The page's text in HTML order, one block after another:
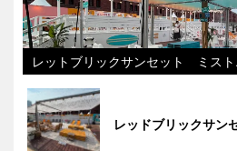
レットブリックサンセット ミスト
レッドブリックサ